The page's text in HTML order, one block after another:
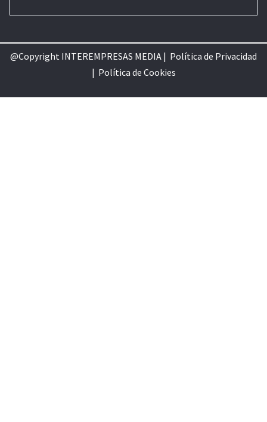
@Copyright INTEREMPRESAS MEDIA | Política de Privacidad
| Política de Cookies